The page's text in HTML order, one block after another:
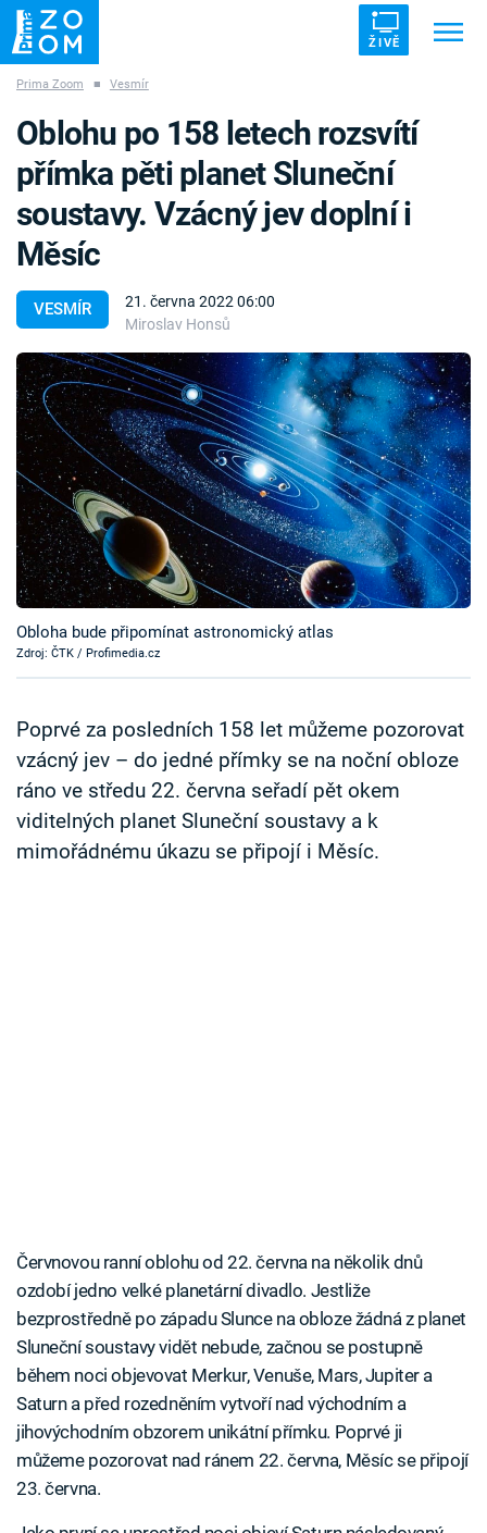
ŽIVĚ
ZÁHADY VETŘELCI DÁVNOVĚKU
Témata
Témata
Pořady
TV Program
Časopis
Sledujte prima+
Přihlášení
Prima Zoom ■ Vesmír
VESMÍR
21. června 2022 06:00
Miroslav Honsů
Oblohu po 158 letech rozsvítí
přímka pěti planet Sluneční
soustavy. Vzácný jev doplní i
Měsíc
Obloha bude připomínat astronomický atlas
Zdroj: ČTK / Profimedia.cz
Poprvé za posledních 158 let můžeme pozorovat
vzácný jev – do jedné přímky se na noční obloze
ráno ve středu 22. června seřadí pět okem
viditelných planet Sluneční soustavy a k
mimořádnému úkazu se připojí i Měsíc.
Červnovou ranní oblohu od 22. června na několik dnů
ozdobí jedno velké planetární divadlo. Jestliže
bezprostředně po západu Slunce na obloze žádná z planet
Sluneční soustavy vidět nebude, začnou se postupně
během noci objevovat Merkur, Venuše, Mars, Jupiter a
Saturn a před rozedněním vytvoří nad východním a
jihovýchodním obzorem unikátní přímku. Poprvé ji
můžeme pozorovat nad ránem 22. června, Měsíc se připojí
23. června.